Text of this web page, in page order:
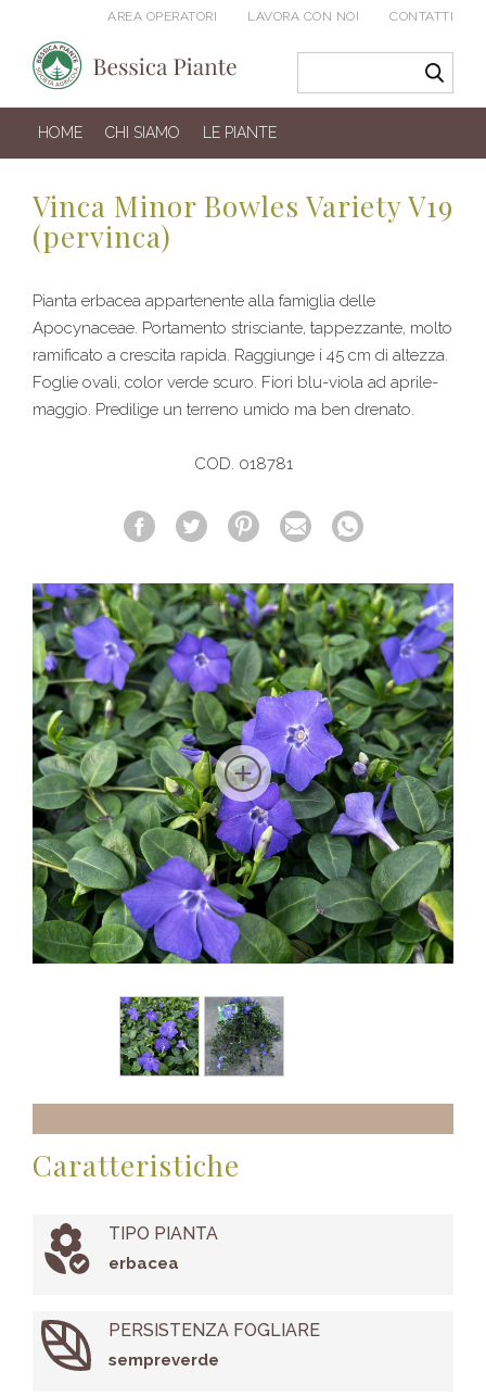
AREA OPERATORI LAVORA CON NOI CONTATTI
HOME CHI SIAMO LE PIANTE
Vinca Minor Bowles Variety V19
(pervinca)
Pianta erbacea appartenente alla famiglia delle
Apocynaceae. Portamento strisciante, tappezzante, molto
ramificato a crescita rapida. Raggiunge i 45 cm di altezza.
Foglie ovali, color verde scuro. Fiori blu-viola ad aprile-
maggio. Predilige un terreno umido ma ben drenato.
COD. 018781
Caratteristiche
TIPO PIANTA
erbacea
PERSISTENZA FOGLIARE
sempreverde